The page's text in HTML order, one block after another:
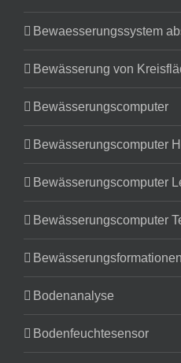
Bewaesserungssystem
Bewässerung von
Bewässerungscomputer
Bewässerungscomputer
Bewässerungscomputer
Bewässerungscomputer
Bewässerungsformationen
Bodenanalyse
Bodenfeuchtesensor